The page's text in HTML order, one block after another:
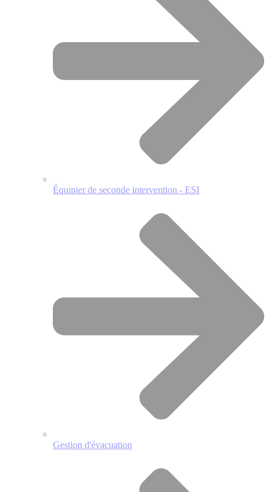
Équipier de seconde intervention - ESI
Gestion d'évacuation